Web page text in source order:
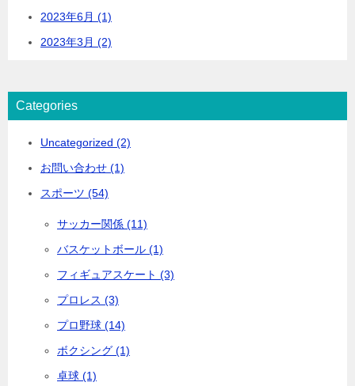
2023年6月 (1)
2023年3月 (2)
Categories
Uncategorized (2)
お問い合わせ (1)
スポーツ (54)
サッカー関係 (11)
バスケットボール (1)
フィギュアスケート (3)
プロレス (3)
プロ野球 (14)
ボクシング (1)
卓球 (1)